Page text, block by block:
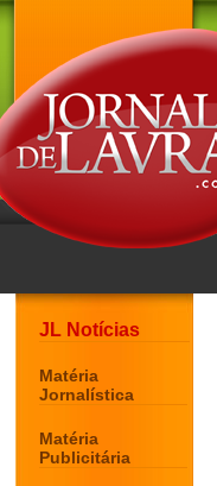
JL Notícias
Matéria
Jornalística
Matéria
Publicitária